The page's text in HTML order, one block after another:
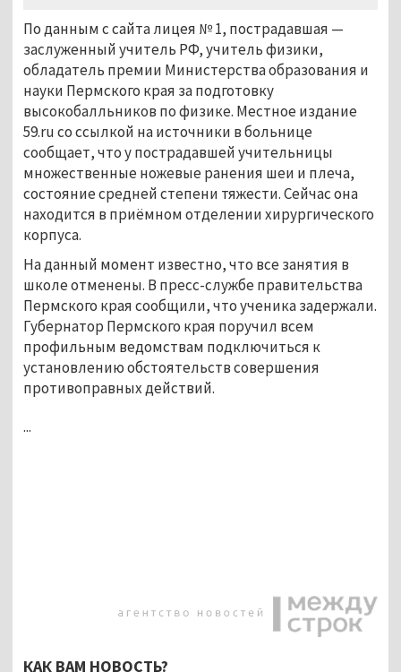
По данным с сайта лицея № 1, пострадавшая —
заслуженный учитель РФ, учитель физики,
обладатель премии Министерства образования и
науки Пермского края за подготовку
высокобалльников по физике. Местное издание
59.ru со ссылкой на источники в больнице
сообщает, что у пострадавшей учительницы
множественные ножевые ранения шеи и плеча,
состояние средней степени тяжести. Сейчас она
находится в приёмном отделении хирургического
корпуса.
На данный момент известно, что все занятия в
школе отменены. В пресс-службе правительства
Пермского края сообщили, что ученика задержали.
Губернатор Пермского края поручил всем
профильным ведомствам подключиться к
установлению обстоятельств совершения
противоправных действий.
...
КАК ВАМ НОВОСТЬ?